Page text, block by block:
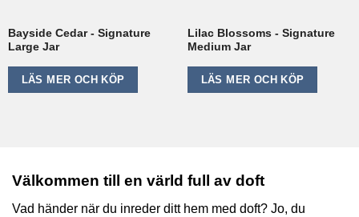
Bayside Cedar - Signature
Large Jar
LÄS MER OCH KÖP
Lilac Blossoms - Signature
Medium Jar
LÄS MER OCH KÖP
Välkommen till en värld full av doft
Vad händer när du inreder ditt hem med doft? Jo, du